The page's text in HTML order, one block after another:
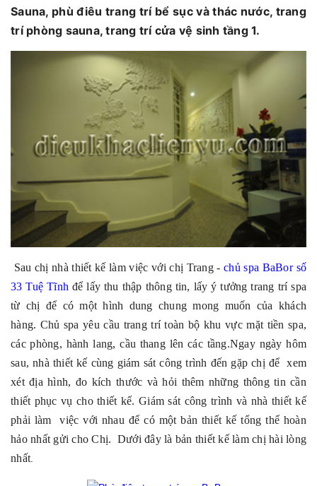
Sauna, phù điêu trang trí bể sục và thác nước, trang
trí phòng sauna, trang trí cửa vệ sinh tầng 1.
Sau chị nhà thiết kế làm việc với chị Trang -chủ spa BaBor số
33 Tuệ Tĩnh để lấy thu thập thông tin, lấy ý tưởng trang trí spa
từ chị để có một hình dung chung mong muốn của khách
hàng. Chủ spa yêu cầu trang trí toàn bộ khu vực mặt tiền spa,
các phòng, hành lang, cầu thang lên các tầng.Ngay ngày hôm
sau, nhà thiết kế cùng giám sát công trình đến gặp chị để xem
xét địa hình, đo kích thước và hỏi thêm những thông tin cần
thiết phục vụ cho thiết kế. Giám sát công trình và nhà thiết kế
phải làm việc với nhau để có một bản thiết kế tổng thể hoàn
hảo nhất gửi cho Chị. Dưới đây là bản thiết kế làm chị hài lòng
nhất